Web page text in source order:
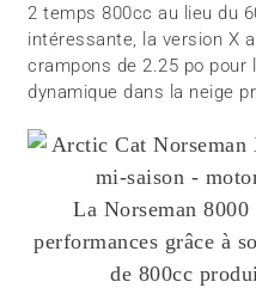
2 temps 800cc au lieu du
intéressante, la version X
crampons de 2.25 po pour
dynamique dans la neige
La Norseman
performances grâce à
de 800cc